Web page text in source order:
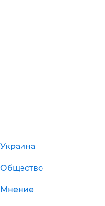
Украина
Общество
Мнение